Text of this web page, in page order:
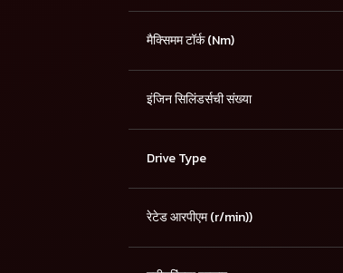
मैक्सिमम टॉर्क (Nm)
इंजिन सिलिंडर्सची संख्या
Drive Type
रेटेड आरपीएम (r/min))